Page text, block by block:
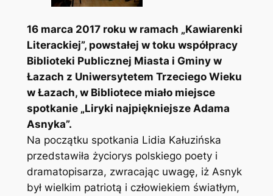
16 marca 2017 roku w ramach „Kawiarenki
Literackiej”, powstałej w toku współpracy
Biblioteki Publicznej Miasta i Gminy w
Łazach z Uniwersytetem Trzeciego Wieku
w Łazach, w Bibliotece miało miejsce
spotkanie „Liryki najpiękniejsze Adama
Asnyka”.
Na początku spotkania Lidia Kałuzińska
przedstawiła życiorys polskiego poety i
dramatopisarza, zwracając uwagę, iż Asnyk
był wielkim patriotą i człowiekiem światłym,